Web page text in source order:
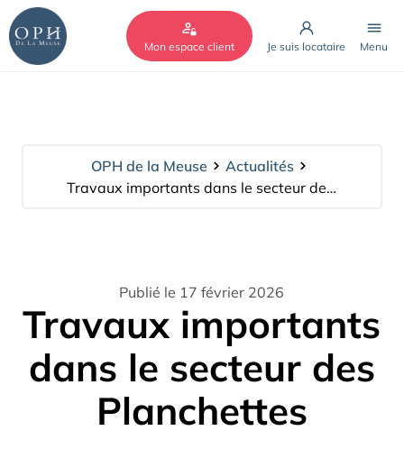
Mon espace client Je suis locataire Menu
OPH de la Meuse
Actualités
Travaux importants dans le secteur des Planchettes
Publié le 17 février 2026
Travaux importants
dans le secteur des
Planchettes
Cookies management panel